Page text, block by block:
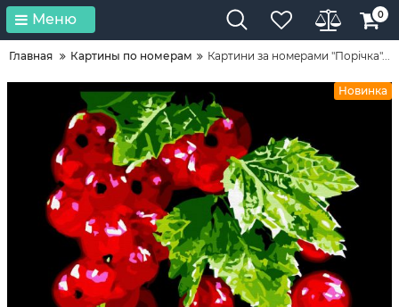
Меню 0
Главная Картины по номерам Картини за номерами "Порічка"...
Новинка